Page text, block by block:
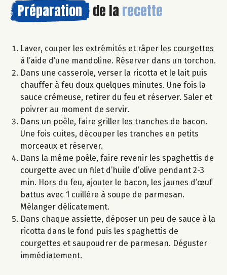
Préparation de la recette
Laver, couper les extrémités et râper les courgettes
à l’aide d’une mandoline. Réserver dans un torchon.
Dans une casserole, verser la ricotta et le lait puis
chauffer à feu doux quelques minutes. Une fois la
sauce crémeuse, retirer du feu et réserver. Saler et
poivrer au moment de servir.
Dans un poêle, faire griller les tranches de bacon.
Une fois cuites, découper les tranches en petits
morceaux et réserver.
Dans la même poêle, faire revenir les spaghettis de
courgette avec un filet d’huile d’olive pendant 2-3
min. Hors du feu, ajouter le bacon, les jaunes d’œuf
battus avec 1 cuillère à soupe de parmesan.
Mélanger délicatement.
Dans chaque assiette, déposer un peu de sauce à la
ricotta dans le fond puis les spaghettis de
courgettes et saupoudrer de parmesan. Déguster
immédiatement.